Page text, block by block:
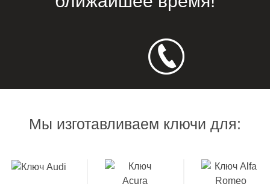
Мы изготавливаем ключи для: